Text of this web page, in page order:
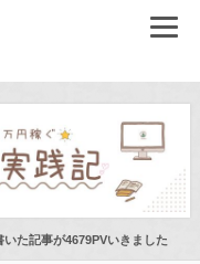
いた記事が4679PVいきました